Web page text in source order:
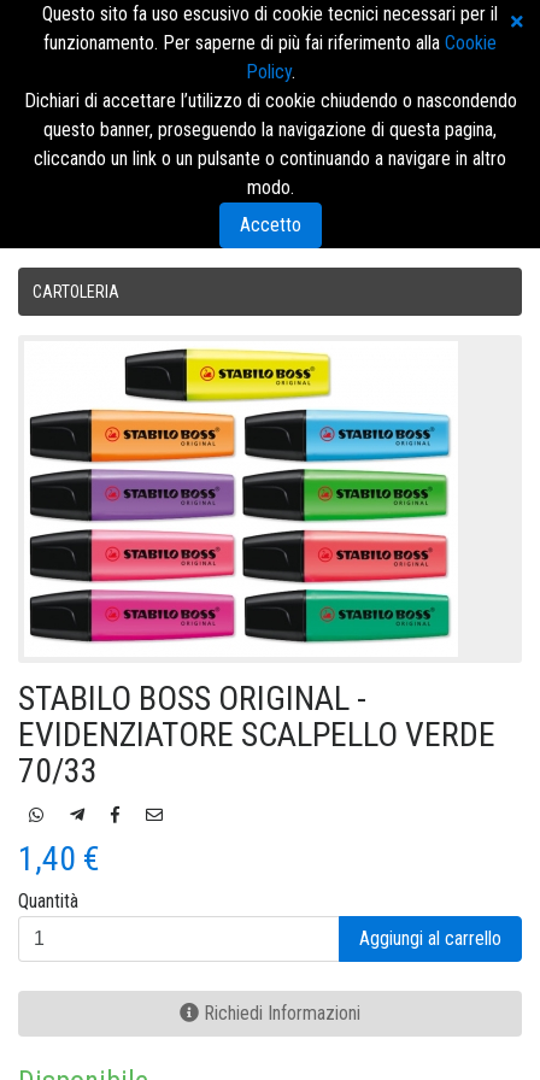
Accedi/Registrati
CARTOLERIA
STABILO BOSS ORIGINAL -
EVIDENZIATORE SCALPELLO VERDE
70/33
1,40 €
Quantità
Aggiungi al carrello
Richiedi Informazioni
Questo sito fa uso escusivo di cookie tecnici necessari per il
funzionamento. Per saperne di più fai riferimento alla Cookie
Policy.
Dichiari di accettare l’utilizzo di cookie chiudendo o nascondendo
questo banner, proseguendo la navigazione di questa pagina,
cliccando un link o un pulsante o continuando a navigare in altro
modo.
Accetto